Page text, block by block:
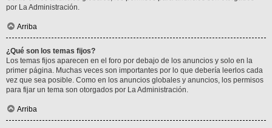
por La Administración.
Arriba
¿Qué son los temas fijos?
Los temas fijos aparecen en el foro por debajo de los anuncios y solo en la
primer página. Muchas veces son importantes por lo que debería leerlos cada
vez que sea posible. Como en los anuncios globales y anuncios, los permisos
para fijar un tema son otorgados por La Administración.
Arriba